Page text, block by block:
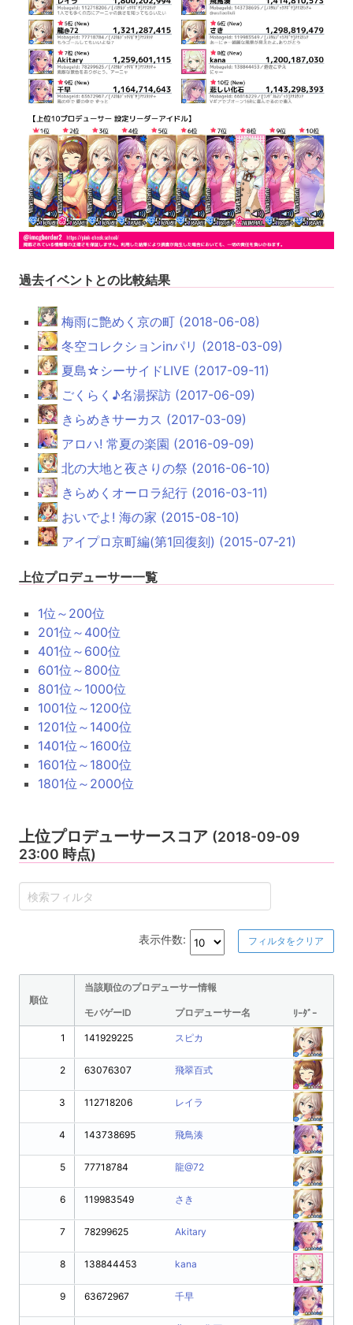
過去イベントとの比較結果
梅雨に艶めく京の町 (2018-06-08)
冬空コレクションinパリ (2018-03-09)
夏島☆シーサイドLIVE (2017-09-11)
ごくらく♪名湯探訪 (2017-06-09)
きらめきサーカス (2017-03-09)
アロハ! 常夏の楽園 (2016-09-09)
北の大地と夜さりの祭 (2016-06-10)
きらめくオーロラ紀行 (2016-03-11)
おいでよ! 海の家 (2015-08-10)
アイプロ京町編(第1回復刻) (2015-07-21)
上位プロデューサー一覧
1位～200位
201位～400位
401位～600位
601位～800位
801位～1000位
1001位～1200位
1201位～1400位
1401位～1600位
1601位～1800位
1801位～2000位
上位プロデューサースコア (2018-09-09
23:00 時点)
表示件数: フィルタをクリア
順位
当該順位のプロデューサー情報
モバゲーID プロデューサー名 ﾘｰﾀﾞｰ
1
2
3
4
5
6
7
8
9
141929225 スピカ
63076307 飛翠百式
112718206 レイラ
143738695 飛鳥湊
77718784 龍@72
119983549 さき
78299625 Akitary
138844453 kana
63672967 千早